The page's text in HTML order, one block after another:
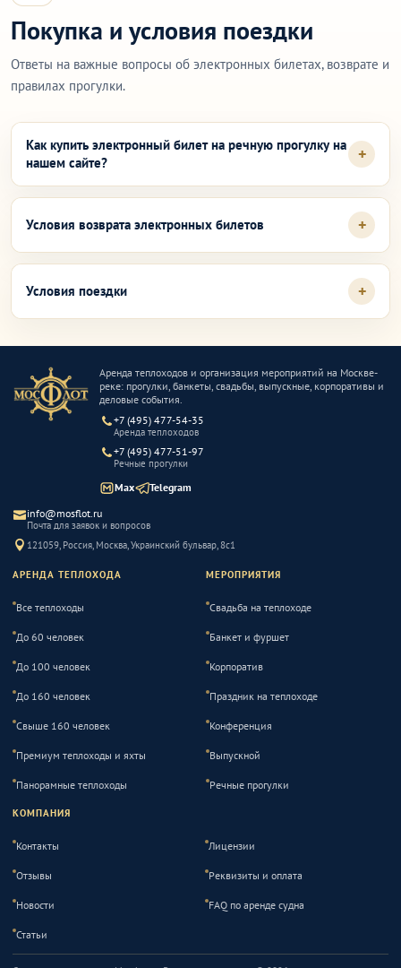
Покупка и условия поездки
Ответы на важные вопросы об электронных билетах, возврате и
правилах прогулки.
Как купить электронный билет на речную прогулку на
нашем сайте?
Условия возврата электронных билетов
Условия поездки
Аренда теплоходов и организация мероприятий на Москве-
реке: прогулки, банкеты, свадьбы, выпускные, корпоративы и
деловые события.
+7 (495) 477-54-35
Аренда теплоходов
+7 (495) 477-51-97
Речные прогулки
info@mosflot.ru
Почта для заявок и вопросов
121059, Россия, Москва, Украинский бульвар, 8с1
Max Telegram
АРЕНДА ТЕПЛОХОДА
Все теплоходы
До 60 человек
До 100 человек
До 160 человек
Свыше 160 человек
Премиум теплоходы и яхты
Панорамные теплоходы
МЕРОПРИЯТИЯ
Свадьба на теплоходе
Банкет и фуршет
Корпоратив
Праздник на теплоходе
Конференция
Выпускной
Речные прогулки
КОМПАНИЯ
Контакты Лицензии
Отзывы Реквизиты и оплата
Новости FAQ по аренде судна
Статьи